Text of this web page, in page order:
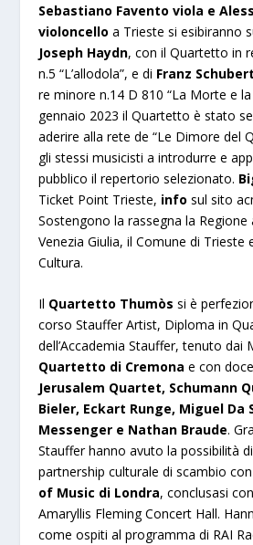
Sebastiano Favento viola e
violoncelloa Trieste si esibiranno
Joseph Haydn, con il Quartetto in
n.5 “L’allodola”, e di Franz Schubert
re minore n.14 D 810 “La Morte e la
gennaio 2023 il Quartetto è stato
aderire alla rete de “Le Dimore del
gli stessi musicisti a introdurre e
pubblico il repertorio selezionato.
Ticket Point Trieste, info sul sito
Sostengono la rassegna la
Venezia Giulia, il Comune di Trieste
Cultura.
Il Quartetto Thumòs si è
corso Stauffer Artist, Diploma in
dell’Accademia Stauffer, tenuto dai
Quartetto di Cremona e con
Jerusalem Quartet, Schumann
Bieler, Eckart Runge, Miguel Da
Messenger e Nathan Braude.
Stauffer hanno avuto la possibilità
partnership culturale di scambio
of Music di Londra, conclusasi
Amaryllis Fleming Concert Hall.
come ospiti al programma di RAI